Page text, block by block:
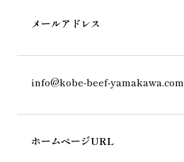
メールアドレス
info@kobe-beef-yamakawa.com
ホームページURL